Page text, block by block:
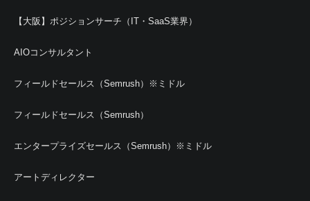
【大阪】ポジションサーチ（IT・SaaS業界）
AIOコンサルタント
フィールドセールス（Semrush）※ミドル
フィールドセールス（Semrush）
エンタープライズセールス（Semrush）※ミドル
アートディレクター